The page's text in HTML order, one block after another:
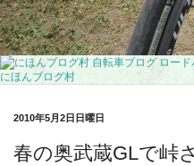
にほんブログ村
2010年5月2日日曜日
春の奥武蔵GLで峠